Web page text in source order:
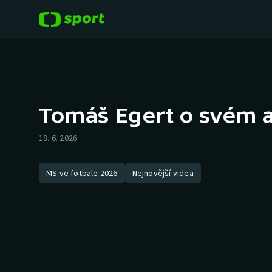
Hokej
Atletika
Baseball a softbal
Tomáš Egert o svém
18. 6. 2026
MS ve fotbale 2026 Nejnovější videa